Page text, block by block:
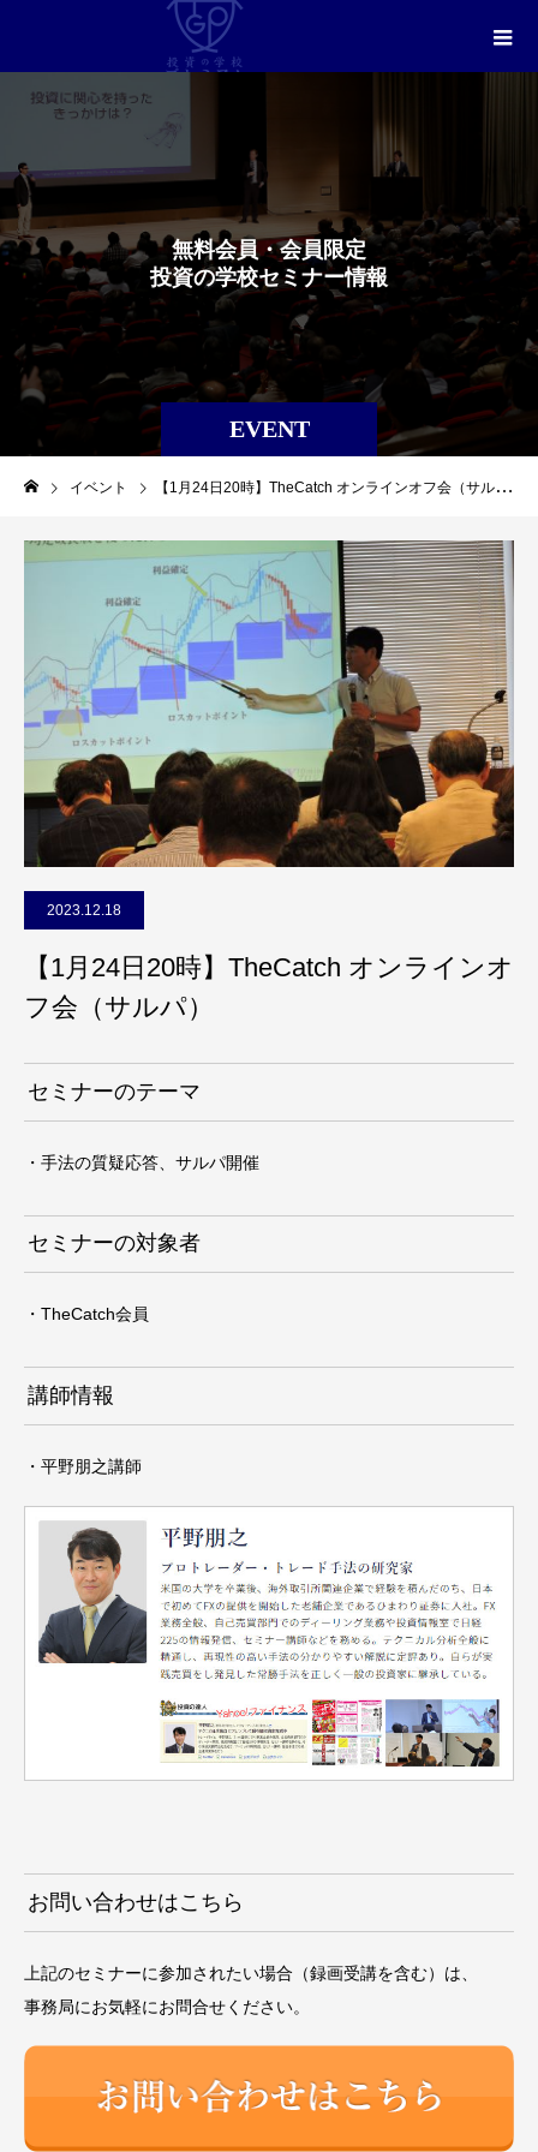
EVENT
無料会員・会員 限定
投資の学校セ ミ ナー情報
イベント 【1月24日20時】TheCatch オンラインオフ会（サルパ）
2023.12.18
【1月24日20時】TheCatch オンラインオ
フ会（サルパ）
セミナーのテーマ
・手法の質疑応答、サルパ開催
セミナーの対象者
・TheCatch会員
講師情報
・平野朋之講師
お問い合わせはこちら
上記のセミナーに参加されたい場合（録画受講を含む）は、
事務局にお気軽にお問合せください。